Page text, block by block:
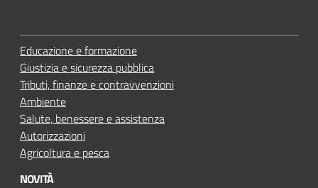
Educazione e formazione
Giustizia e sicurezza pubblica
Tributi, finanze e contravvenzioni
Ambiente
Salute, benessere e assistenza
Autorizzazioni
Agricoltura e pesca
NOVITÀ